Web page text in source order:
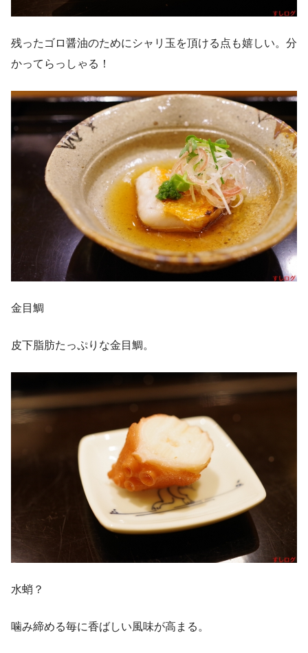
残ったゴロ醤油のためにシャリ玉を頂ける点も嬉しい。分
かってらっしゃる！
金目鯛
皮下脂肪たっぷりな金目鯛。
水蛸？
噛み締める毎に香ばしい風味が高まる。